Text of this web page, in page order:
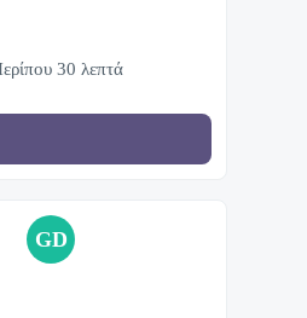
30 λεπτά
GD